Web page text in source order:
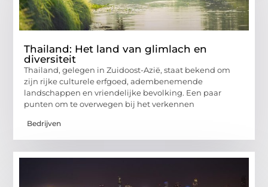
Thailand: Het land van glimlach en
diversiteit
Thailand, gelegen in Zuidoost-Azië, staat bekend om
zijn rijke culturele erfgoed, adembenemende
landschappen en vriendelijke bevolking. Een paar
punten om te overwegen bij het verkennen
Bedrijven